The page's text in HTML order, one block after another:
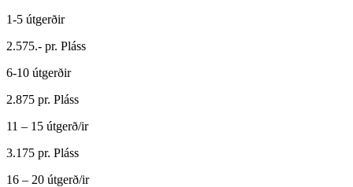
1-5 útgerðir
2.575.- pr. Pláss
6-10 útgerðir
2.875 pr. Pláss
11 – 15 útgerð/ir
3.175 pr. Pláss
16 – 20 útgerð/ir